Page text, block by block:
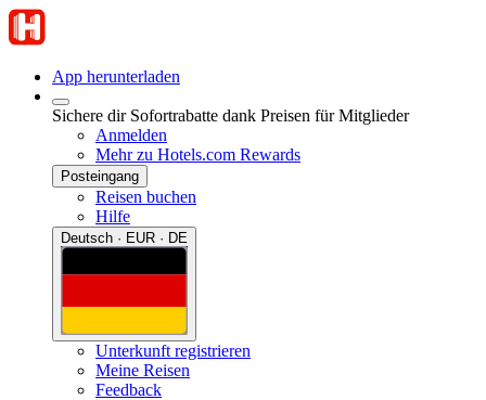
App herunterladen
Sichere dir Sofortrabatte dank Preisen für Mitglieder
Anmelden
Mehr zu Hotels.com Rewards
Posteingang
Reisen buchen
Hilfe
Deutsch · EUR · DE
Unterkunft registrieren
Meine Reisen
Feedback